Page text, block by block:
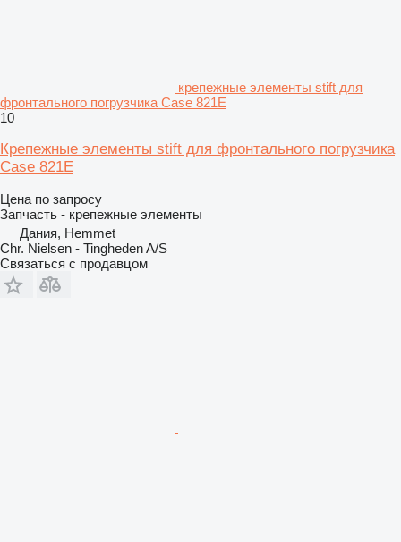
крепежные элементы stift для
фронтального погрузчика Case 821E
10
Крепежные элементы stift для фронтального погрузчика
Case 821E
Цена по запросу
Запчасть - крепежные элементы
Дания, Hemmet
Chr. Nielsen - Tingheden A/S
Связаться с продавцом